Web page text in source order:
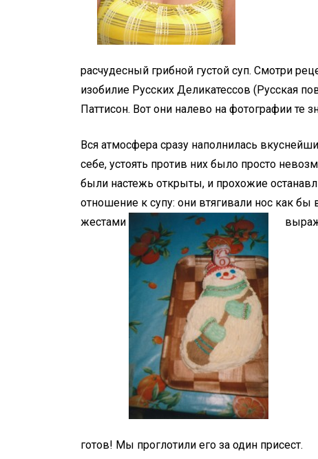
расчудесный грибной густой суп. Смотри
изобилие Русских Деликатессов (Русская
Паттисон. Вот они налево на фотографии те
Вся атмосфера сразу наполнилась
себе, устоять против них было просто
были настежь открыты, и прохожие
отношение к супу: они втягивали нос как
жестами
готов! Мы проглотили его за один присест.